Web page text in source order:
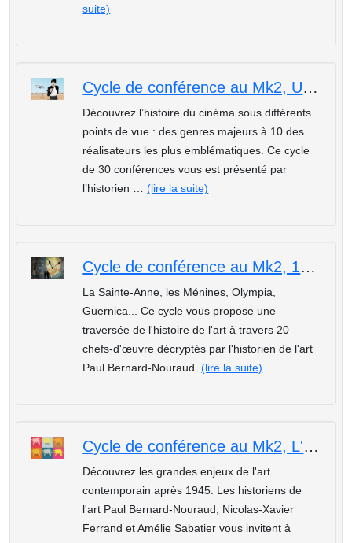
suite)
Cycle de conférence au Mk2, Une autre histoire de cinéma : Analyse de "Shining" de Stanley Kubrick
Découvrez l’histoire du cinéma sous différents
points de vue : des genres majeurs à 10 des
réalisateurs les plus emblématiques. Ce cycle
de 30 conférences vous est présenté par
l’historien …(lire la suite)
Cycle de conférence au Mk2, 1 Heure, 1 Oeuvre : Léonard de Vinci, « La Sainte Anne », 1503-1519
La Sainte-Anne, les Ménines, Olympia,
Guernica... Ce cycle vous propose une
traversée de l'histoire de l'art à travers 20
chefs-d'œuvre décryptés par l'historien de l'art
Paul Bernard-Nouraud.(lire la suite)
Cycle de conférence au Mk2, L'art contemporain : L'art et son environnement, le land art
Découvrez les grandes enjeux de l'art
contemporain après 1945. Les historiens de
l'art Paul Bernard-Nouraud, Nicolas-Xavier
Ferrand et Amélie Sabatier vous invitent à